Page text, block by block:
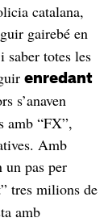
catalana,
gairebé en
saber totes les
enredant
s’anaven
amb “FX”,
Amb
un pas per
tres milions de
amb